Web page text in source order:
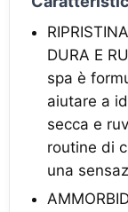
DURA E
spa è
aiutare a
secca e
routine di
una